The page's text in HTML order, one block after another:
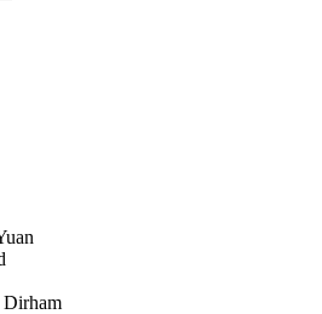
Dirham